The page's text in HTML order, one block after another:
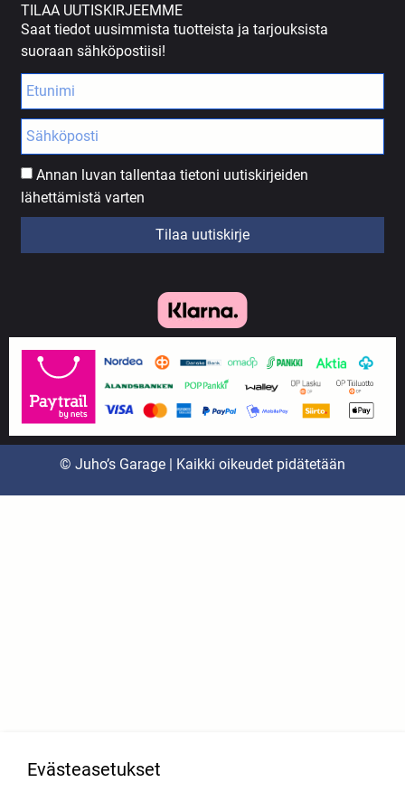
TILAA UUTISKIRJEEMME
Saat tiedot uusimmista tuotteista ja tarjouksista
suoraan sähköpostiisi!
Annan luvan tallentaa tietoni uutiskirjeiden
lähettämistä varten
Tilaa uutiskirje
© Juho’s Garage | Kaikki oikeudet pidätetään
Evästeasetukset